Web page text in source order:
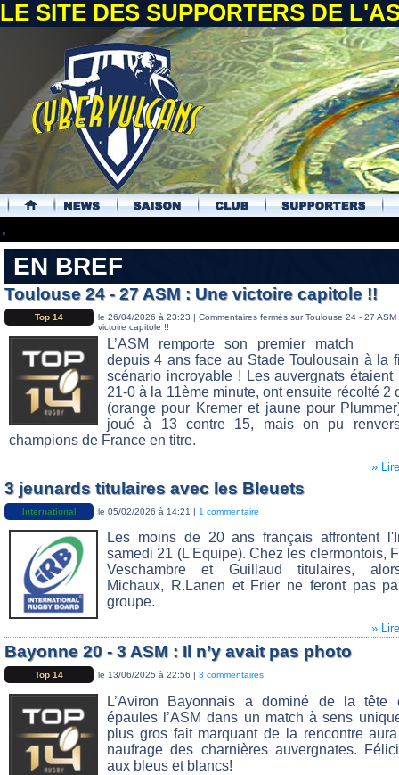
LE SITE DES SUPPORTERS DE
.
EN BREF
Toulouse 24 - 27 ASM : Une victoire capitole !!
Top 14 le 26/04/2026 à 23:23 | Commentaires fermés sur Toulouse 24 - 27 ASM
victoire capitole !!
L’ASM remporte son premier match
depuis 4 ans face au Stade Toulousain à la
scénario incroyable ! Les auvergnats étaient
21-0 à la 11ème minute, ont ensuite récolté 2
(orange pour Kremer et jaune pour
joué à 13 contre 15, mais on pu
champions de France en titre.
»
3 jeunards titulaires avec les Bleuets
International le 05/02/2026 à 14:21 | 1 commentaire
Les moins de 20 ans français affrontent
samedi 21 (L'Equipe). Chez les clermontois,
Veschambre et Guillaud titulaires,
Michaux, R.Lanen et Frier ne feront pas
groupe.
»
Bayonne 20 - 3 ASM : Il n’y avait pas photo
Top 14 le 13/06/2025 à 22:56 | 3 commentaires
L’Aviron Bayonnais a dominé de la tête
épaules l’ASM dans un match à sens
plus gros fait marquant de la rencontre
naufrage des charnières auvergnates.
aux bleus et blancs!